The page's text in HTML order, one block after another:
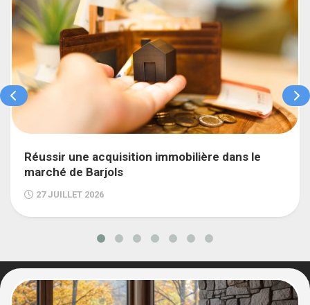
Réussir une acquisition immobilière dans le
marché de Barjols
27 JUILLET 2026